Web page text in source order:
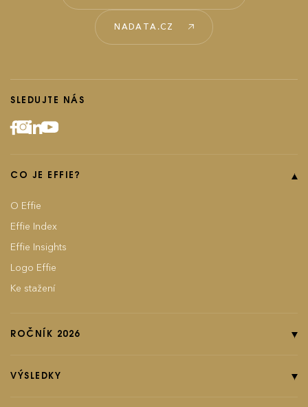
NADATA.CZ
SLEDUJTE NÁS
CO JE EFFIE?
O Effie
Effie Index
Effie Insights
Logo Effie
Ke stažení
ROČNÍK 2026
Pravidla soutěže
VÝSLEDKY